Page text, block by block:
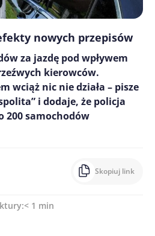
nowych przepisów
za jazdę pod wpływem
kierowców.
wciąż nic nie działa – pisze
i dodaje, że policja
200 samochodów
Skopiuj link
< 1 min